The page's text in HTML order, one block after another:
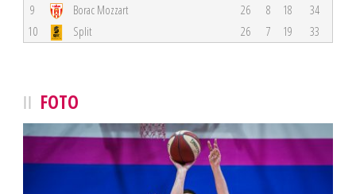
9
Borac Mozzart 26 8 18
34
10
Split 26 7 19 33
FOTO